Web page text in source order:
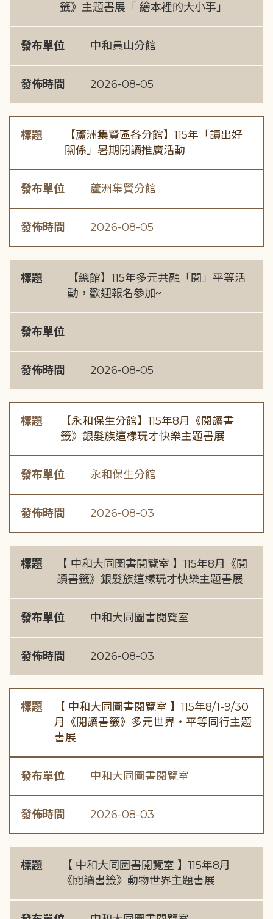
籤》主題書展「 繪本裡的大小事」
發布單位 中和員山分館
發佈時間 2026-08-05
標題
【蘆洲集賢區各分館】115年「讀出好
關係」暑期閱讀推廣活動
發布單位 蘆洲集賢分館
發佈時間 2026-08-05
標題
【總館】115年多元共融「閱」平等活
動，歡迎報名參加~
發布單位
發佈時間 2026-08-05
標題
【永和保生分館】115年8月《閱讀書
籤》銀髮族這樣玩才快樂主題書展
發布單位 永和保生分館
發佈時間 2026-08-03
標題
【 中和大同圖書閱覽室 】115年8月《閱
讀書籤》銀髮族這樣玩才快樂主題書展
發布單位 中和大同圖書閱覽室
發佈時間 2026-08-03
標題
【 中和大同圖書閱覽室 】115年8/1-9/30
月《閱讀書籤》多元世界・平等同行主題
書展
發布單位 中和大同圖書閱覽室
發佈時間 2026-08-03
標題
【 中和大同圖書閱覽室 】115年8月
《閱讀書籤》動物世界主題書展